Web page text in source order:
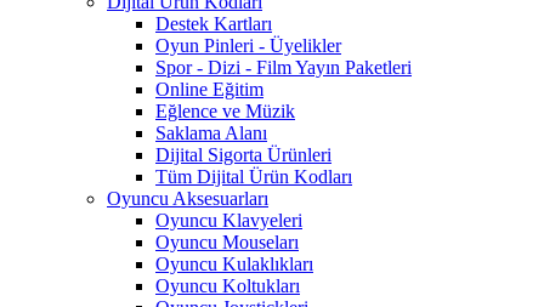
Destek Kartları
Oyun Pinleri - Üyelikler
Spor - Dizi - Film Yayın Paketleri
Online Eğitim
Eğlence ve Müzik
Saklama Alanı
Dijital Sigorta Ürünleri
Tüm Dijital Ürün Kodları
Oyuncu Aksesuarları
Oyuncu Klavyeleri
Oyuncu Mouseları
Oyuncu Kulaklıkları
Oyuncu Koltukları